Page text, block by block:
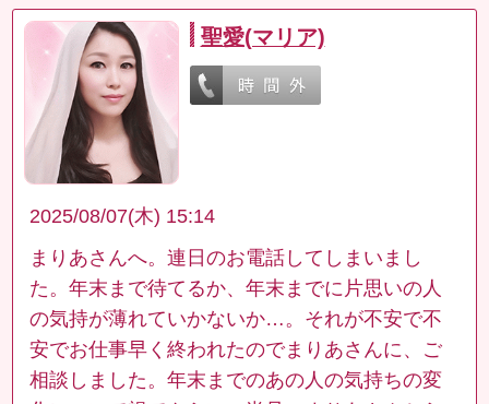
聖愛(マリア)
2025/08/07(木) 15:14
まりあさんへ。連日のお電話してしまいまし
た。年末まで待てるか、年末までに片思いの人
の気持が薄れていかないか…。それが不安で不
安でお仕事早く終われたのでまりあさんに、ご
相談しました。年末までのあの人の気持ちの変